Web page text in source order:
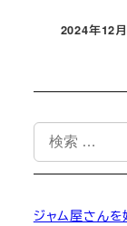
投稿日
2024年12
検
索
ジャム屋さん